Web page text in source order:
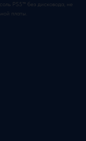
PS5™ без дисковода, не
платы.